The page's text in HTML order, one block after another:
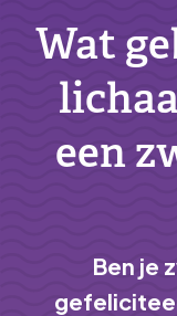
Wat
een
Ben je